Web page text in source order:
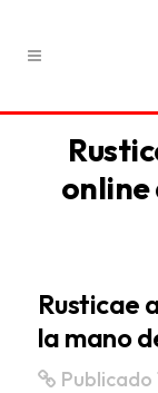
online
Rusticae
la mano
Publicado